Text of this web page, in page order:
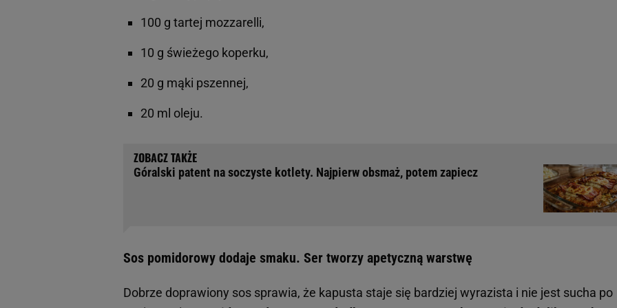
100 g tartej mozzarelli,
10 g świeżego koperku,
20 g mąki pszennej,
20 ml oleju.
Góralski patent na soczyste kotlety. Najpierw obsmaż, potem zapiecz
Sos pomidorowy dodaje smaku. Ser tworzy apetyczną warstwę
Dobrze doprawiony sos sprawia, że kapusta staje się bardziej wyrazista i nie jest sucha po